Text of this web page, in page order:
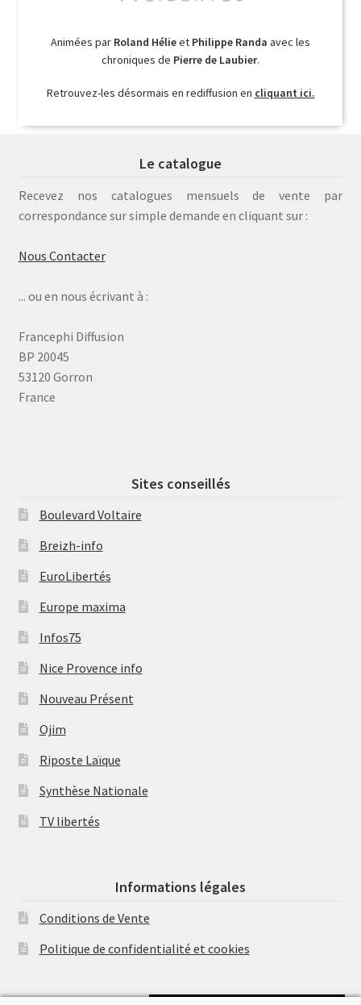
Animées par Roland Hélieet Philippe Randa avec les
chroniques de Pierre de Laubier.
Retrouvez-les désormais en rediffusion en cliquant ici.
Le catalogue
Recevez nos catalogues mensuels de vente par
correspondance sur simple demande en cliquant sur :
Nous Contacter
... ou en nous écrivant à :
Francephi Diffusion
BP 20045
53120 Gorron
France
Sites conseillés
Boulevard Voltaire
Breizh-info
EuroLibertés
Europe maxima
Infos75
Nice Provence info
Nouveau Présent
Ojim
Riposte Laïque
Synthèse Nationale
TV libertés
Informations légales
Conditions de Vente
Politique de confidentialité et cookies